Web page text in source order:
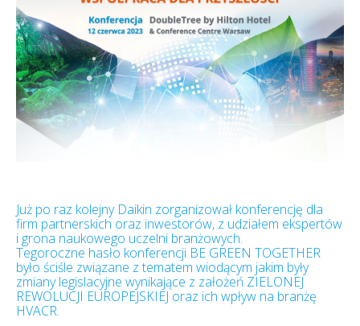
Już po raz kolejny Daikin zorganizował konferencję dla
firm partnerskich oraz inwestorów, z udziałem ekspertów
i grona naukowego uczelni branżowych.
Tegoroczne hasło konferencji BE GREEN TOGETHER
było ściśle związane z tematem wiodącym jakim były
zmiany legislacyjne wynikające z założeń ZIELONEJ
REWOLUCJI EUROPEJSKIEJ oraz ich wpływ na branżę
HVACR.